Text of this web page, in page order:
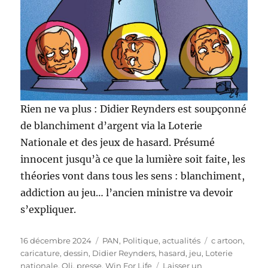
Rien ne va plus : Didier Reynders est soupçonné
de blanchiment d’argent via la Loterie
Nationale et des jeux de hasard. Présumé
innocent jusqu’à ce que la lumière soit faite, les
théories vont dans tous les sens : blanchiment,
addiction au jeu… l’ancien ministre va devoir
s’expliquer.
Publié
le
16 décembre 2024 Catégories
PAN, Politique, actualités Étiquettes
c artoon,
caricature,dessin, Didier Reynders, hasard, jeu, Loterie
nationale,Oli, presse,Win For Life
Laisser un